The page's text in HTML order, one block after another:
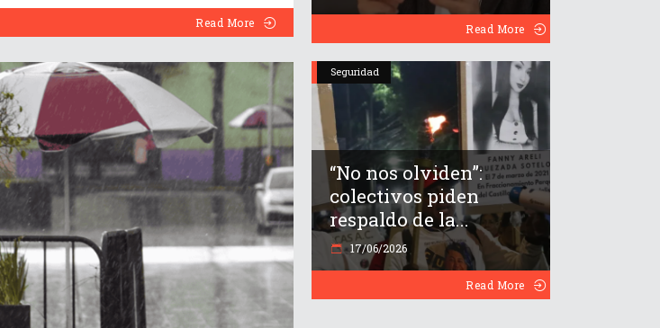
Read More Read More
Seguridad
“No nos olviden”:
colectivos piden
respaldo de la...
17/06/2026
Read More